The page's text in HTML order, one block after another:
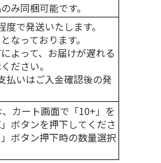
み同梱可能です。
で発送いたします。
なっております。
よって、お届けが遅れる
ださい。
払いはご入金確認後の発
カート画面で「10+」を
ボタンを押下してくださ
ボタン押下時の数量選択